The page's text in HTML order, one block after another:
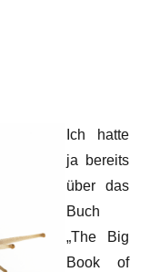
Ich hatte
ja bereits
über das
Buch
„The Big
Book of